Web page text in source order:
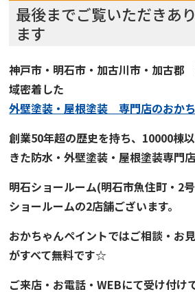
最後までご覧いただきあ
ます
神戸市・明石市・加古川市・加古
域密着した
外壁塗装・屋根塗装 専門店のおか
創業50年超の歴史を持ち、 10000棟
きた防水・外壁塗装・屋根塗装専門店
明石ショールーム(明石市魚住町・2
ショールームの2店舗ございます。
おかちゃんペイントではご相談・お
がすべて無料です☆
ご来店・お電話・WEBにて受け付け